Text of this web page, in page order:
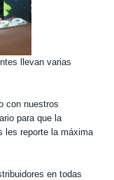
llevan varias
con nuestros
para que la
les reporte la máxima
en todas